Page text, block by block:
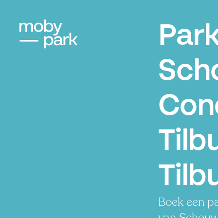
Boek een